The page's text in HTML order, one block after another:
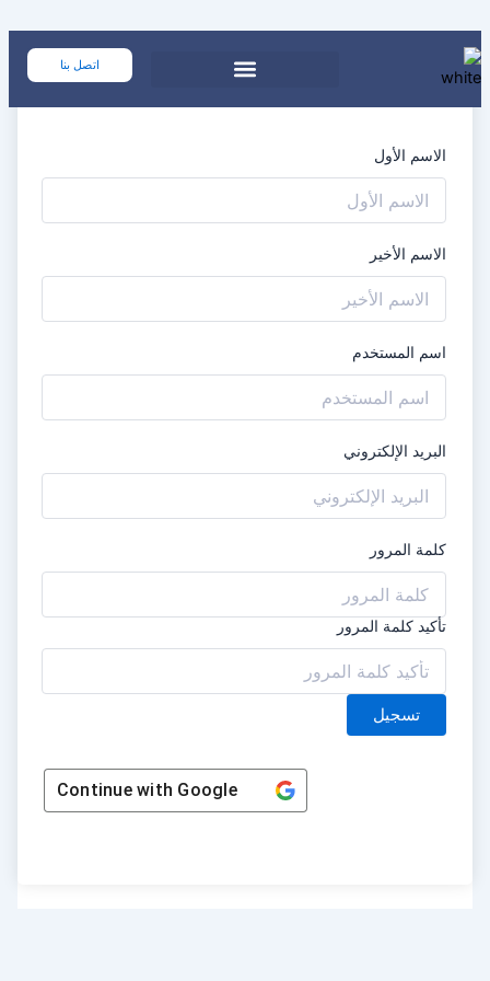
المحتوى
اتصل بنا
الاسم الأول
الاسم الأخير
اسم المستخدم
البريد الإلكتروني
كلمة المرور
تأكيد كلمة المرور
تسجيل
Continue with Google